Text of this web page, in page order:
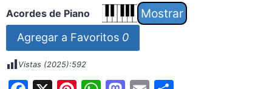
Acordes de Piano
Agregar a Favoritos 0
Vistas (2025):592